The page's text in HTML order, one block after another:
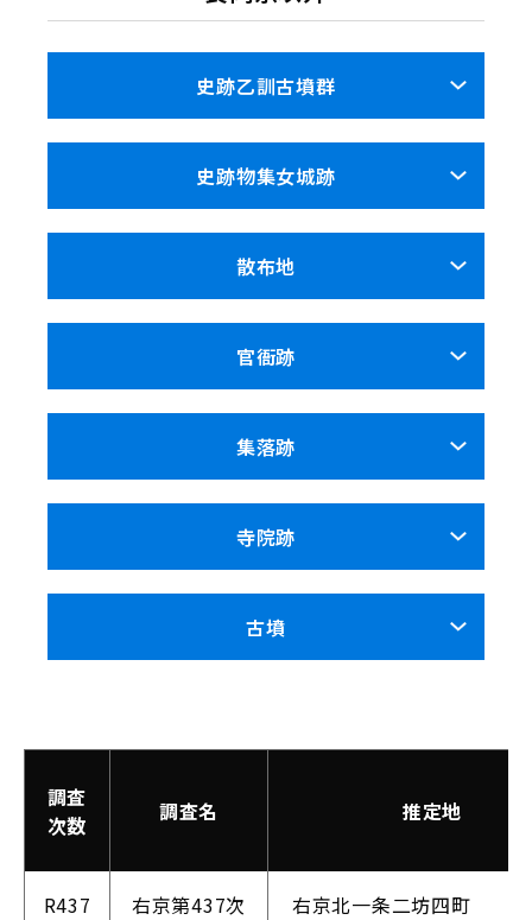
史跡乙訓古墳群
史跡物集女城跡
散布地
官衙跡
集落跡
寺院跡
古墳
調査
次数
調査名 推定地
R437 右京第437次 右京北一条二坊四町